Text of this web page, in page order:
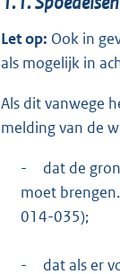
Let op: Ook in
als mogelijk in
Als dit vanwege
melding van de
-
dat de
moet
014-035);
-
dat als er